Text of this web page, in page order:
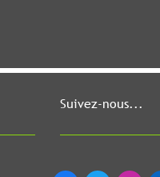
Suivez-nous...